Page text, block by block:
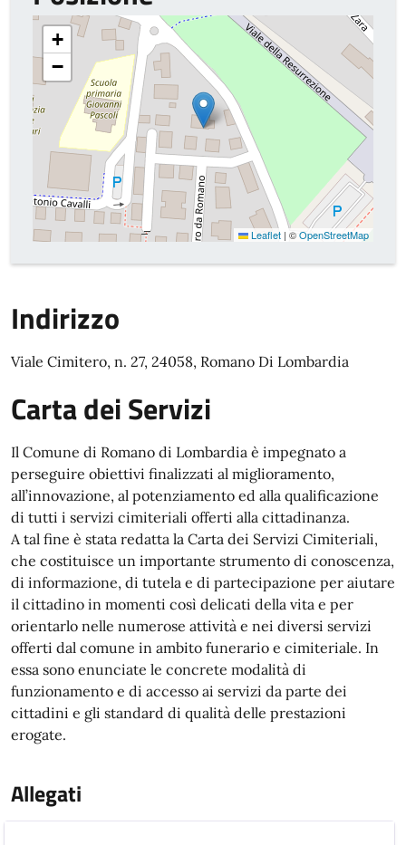
+
−
Leaflet | ©OpenStreetMap
Indirizzo
Viale Cimitero, n. 27, 24058, Romano Di Lombardia
Carta dei Servizi
Il Comune di Romano di Lombardia è impegnato a
perseguire obiettivi finalizzati al miglioramento,
all’innovazione, al potenziamento ed alla qualificazione
di tutti i servizi cimiteriali offerti alla cittadinanza.
A tal fine è stata redatta la Carta dei Servizi Cimiteriali,
che costituisce un importante strumento di conoscenza,
di informazione, di tutela e di partecipazione per aiutare
il cittadino in momenti così delicati della vita e per
orientarlo nelle numerose attività e nei diversi servizi
offerti dal comune in ambito funerario e cimiteriale. In
essa sono enunciate le concrete modalità di
funzionamento e di accesso ai servizi da parte dei
cittadini e gli standard di qualità delle prestazioni
erogate.
Allegati